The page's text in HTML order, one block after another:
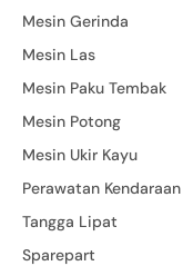
Mesin Gerinda
Mesin Las
Mesin Paku Tembak
Mesin Potong
Mesin Ukir Kayu
Perawatan Kendaraan
Tangga Lipat
Sparepart